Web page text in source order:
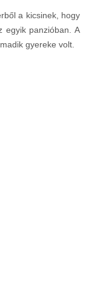
a kicsinek, hogy
egyik panzióban. A
gyereke volt.